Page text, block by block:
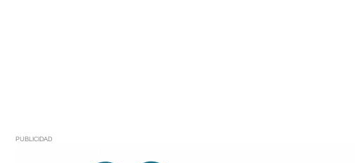
PUBLICIDAD